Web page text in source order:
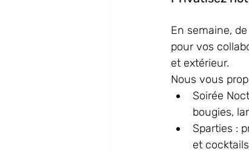
En semaine,
pour vos
et extérieur.
Nous vous
Soirée
bougies,
Sparties :
et